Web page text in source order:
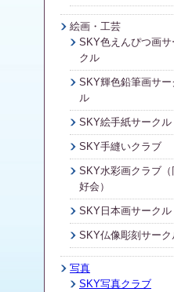
絵画・工芸
SKY色えんぴつ画サ
クル
SKY輝色鉛筆画サー
ル
SKY絵手紙サークル
SKY手縫いクラブ
SKY水彩画クラブ（
好会）
SKY日本画サークル
SKY仏像彫刻サーク
写真
SKY写真クラブ